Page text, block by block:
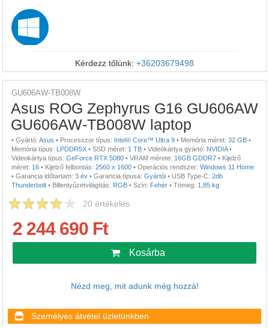
Kérdezz tőlünk: +36203679498
GU606AW-TB008W
Asus ROG Zephyrus G16 GU606AW
GU606AW-TB008W laptop
• Gyártó: Asus • Processzor típus: Intel® Core™ Ultra 9 • Memória méret: 32 GB •
Memória típus: LPDDR5X • SSD méret: 1 TB • Videókártya gyártó: NVIDIA •
Videokártya típus: GeForce RTX 5080 • VRAM mérete: 16GB GDDR7 • Kijelző
méret: 16 • Kijelző felbontás: 2560 x 1600 • Operációs rendszer: Windows 11 Home
• Garancia időtartam: 3 év • Garancia típusa: Gyártói • USB Type-C: 2db
Thunderbolt • Billentyűzetvilágítás: RGB • Szín: Fehér • Tömeg: 1,85 kg
20 értékelés
2 244 690 Ft
Kosárba
Nézd meg, mit adunk még hozzá!
Személyes átvétel üzletünkben